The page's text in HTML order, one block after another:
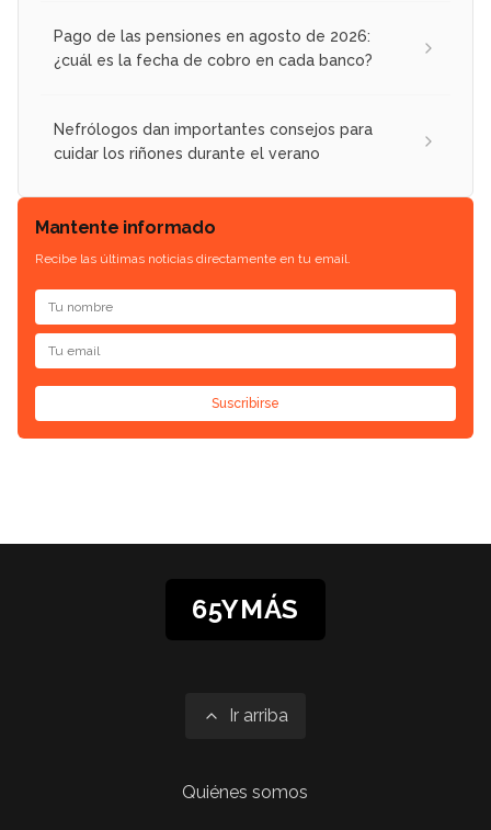
Pago de las pensiones en agosto de 2026:
¿cuál es la fecha de cobro en cada banco?
Nefrólogos dan importantes consejos para
cuidar los riñones durante el verano
Mantente informado
Recibe las últimas noticias directamente en tu email.
Suscribirse
65YMÁS
Ir arriba
Quiénes somos